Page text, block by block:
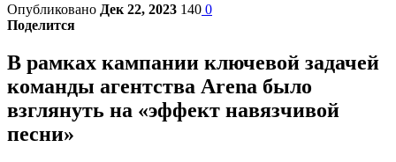
Опубликовано Дек 22, 2023 140 0
Поделится
В рамках кампании ключевой задачей
команды агентства Arena было
взглянуть на «эффект навязчивой
песни»